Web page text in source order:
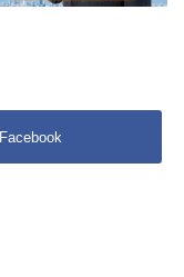
Facebook